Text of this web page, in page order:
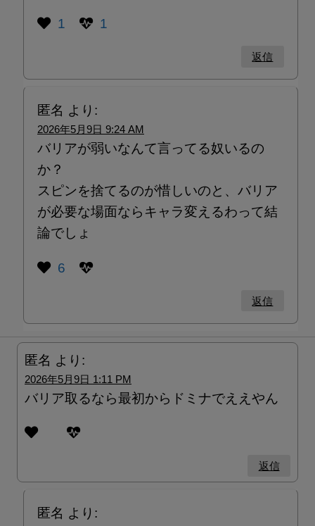
1 1
返信
匿名 より:
2026年5月9日 9:24 AM
バリアが弱いなんて言ってる奴いるの
か？
スピンを捨てるのが惜しいのと、バリア
が必要な場面ならキャラ変えるわって結
論でしょ
6
返信
匿名 より:
2026年5月9日 1:11 PM
バリア取るなら最初からドミナでええやん
返信
匿名 より: